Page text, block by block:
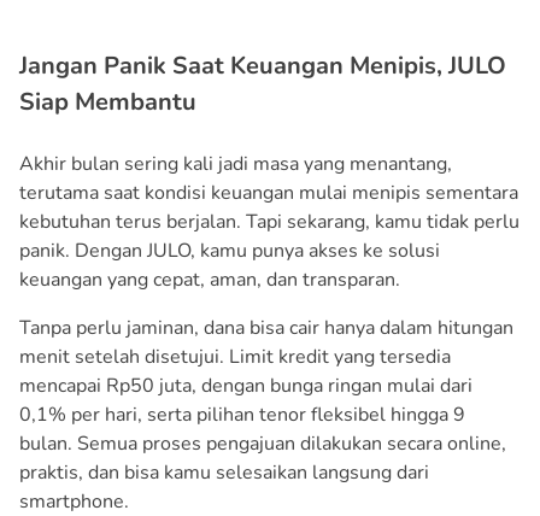
Jangan Panik Saat Keuangan Menipis, JULO
Siap Membantu
Akhir bulan sering kali jadi masa yang menantang,
terutama saat kondisi keuangan mulai menipis sementara
kebutuhan terus berjalan. Tapi sekarang, kamu tidak perlu
panik. Dengan JULO, kamu punya akses ke solusi
keuangan yang cepat, aman, dan transparan.
Tanpa perlu jaminan, dana bisa cair hanya dalam hitungan
menit setelah disetujui. Limit kredit yang tersedia
mencapai Rp50 juta, dengan bunga ringan mulai dari
0,1% per hari, serta pilihan tenor fleksibel hingga 9
bulan. Semua proses pengajuan dilakukan secara online,
praktis, dan bisa kamu selesaikan langsung dari
smartphone.